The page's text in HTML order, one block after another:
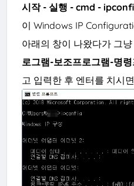
시작 - 실행 - cmd -
이 Windows IP
아래의 창이 나왔다가 그냥
로그램-보조프로그램-명
고 입력한 후 엔터를 치시